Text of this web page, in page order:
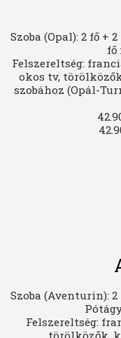
Szoba (Opal): 2 fő +
fő
Felszereltség:
okos tv,
szobához (Opál-
Szoba (Aventurin):
Felszereltség:
törölközők,